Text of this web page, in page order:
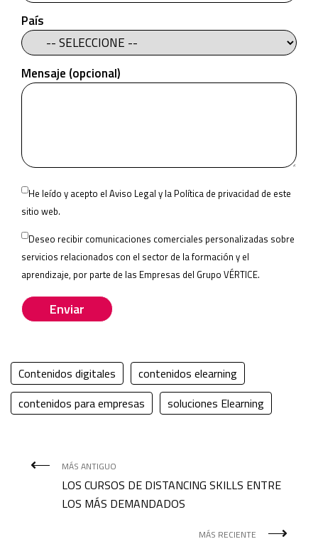
País
Mensaje (opcional)
Please
field
empty.
He leído y acepto el Aviso Legal y la Política de privacidad de este
sitio web.
Deseo recibir comunicaciones comerciales personalizadas sobre
servicios relacionados con el sector de la formación y el
aprendizaje, por parte de las Empresas del Grupo VÉRTICE.
Contenidos digitales
contenidos elearning
contenidos para empresas
soluciones Elearning
MÁS ANTIGUO
LOS CURSOS DE DISTANCING SKILLS ENTRE
LOS MÁS DEMANDADOS
MÁS RECIENTE